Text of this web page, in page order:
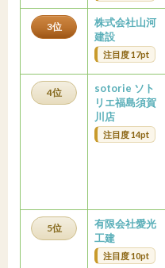
3位
株式会社山河
建設
注目度 17pt
4位
sotorie ソト
リエ福島須賀
川店
注目度 14pt
5位
有限会社愛光
工建
注目度 10pt